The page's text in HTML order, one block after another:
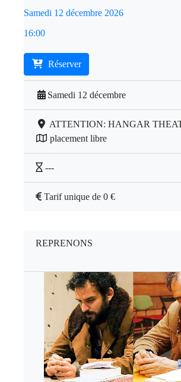
Samedi 12 décembre 2026
16:00
Réserver
Samedi 12 décembre
ATTENTION: HANGAR
placement libre
---
Tarif unique de 0 €
REPRENONS